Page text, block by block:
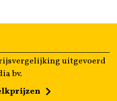
uitgevoerd
bv.